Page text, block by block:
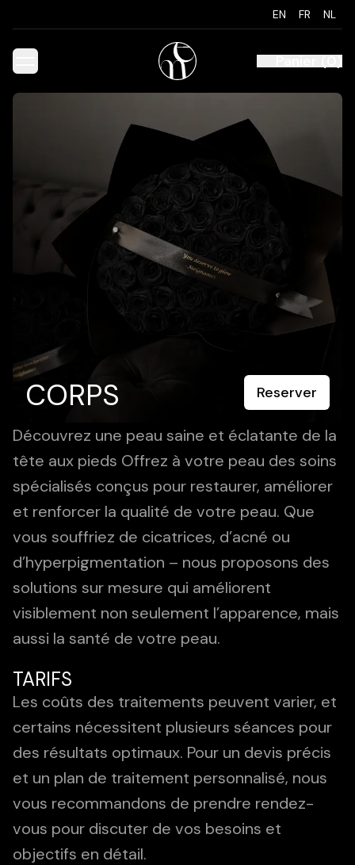
EN FR NL
Panier(0)
CORPS Reserver
Découvrez une peau saine et éclatante de la
tête aux pieds Offrez à votre peau des soins
spécialisés conçus pour restaurer, améliorer
et renforcer la qualité de votre peau. Que
vous souffriez de cicatrices, d’acné ou
d’hyperpigmentation – nous proposons des
solutions sur mesure qui améliorent
visiblement non seulement l’apparence, mais
aussi la santé de votre peau.
TARIFS
Les coûts des traitements peuvent varier, et
certains nécessitent plusieurs séances pour
des résultats optimaux. Pour un devis précis
et un plan de traitement personnalisé, nous
vous recommandons de prendre rendez-
vous pour discuter de vos besoins et
objectifs en détail.